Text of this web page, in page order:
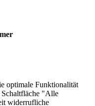
optimale Funktionalität
Schaltfläche "Alle
widerrufliche